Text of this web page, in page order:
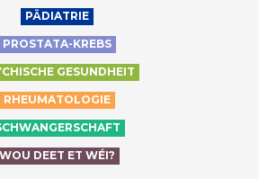
PÄDIATRIE
PROSTATA-KREBS
GESUNDHEIT
RHEUMATOLOGIE
WOU DEET ET WÉI?